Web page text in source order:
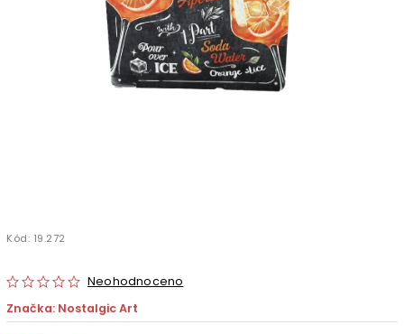
Kód: 19.272
Neohodnoceno
Značka: Nostalgic Art